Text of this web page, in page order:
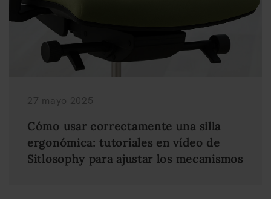
27 mayo 2025
Cómo usar correctamente una silla
ergonómica: tutoriales en vídeo de
Sitlosophy para ajustar los mecanismos